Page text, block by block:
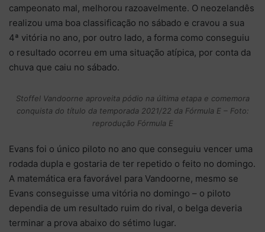
campeonato mal, melhorou razoavelmente. O neozelandês
realizou uma boa classificação no sábado e cravou a sua
4ª vitória no ano, por outro lado, a forma como conseguiu
o resultado ocorreu em uma situação atípica, por conta da
chuva que caiu no sábado.
Stoffel Vandoorne aproveita pódio na última etapa e comemora
conquista do título da temporada 2021/22 da Fórmula E – Foto:
reprodução Fórmula E
Evans foi o único piloto no ano que conseguiu vencer uma
rodada dupla e gostaria de ter repetido o feito no domingo.
A matemática era favorável para Vandoorne, mesmo se
Evans conseguisse uma vitória no domingo – o piloto
dependia de um resultado ruim do rival, o belga deveria
terminar a prova abaixo do sétimo lugar.